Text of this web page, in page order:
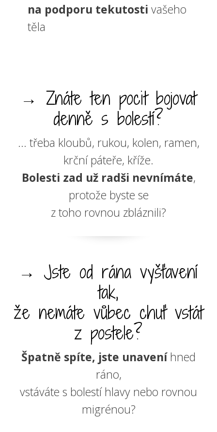
na podporu tekutosti vašeho
těla
→ Znáte ten pocit bojovat
denně s bolestí?
... třeba kloubů, rukou, kolen, ramen,
krční páteře, kříže.
Bolesti zad už radši nevnímáte,
protože byste se
z toho rovnou zbláznili?
→ Jste od rána vyšťavení
tak,
že nemáte vůbec chuť vstát
z postele?
Špatně spíte, jste unaveníhned
ráno,
vstáváte s bolestí hlavy nebo rovnou
migrénou?